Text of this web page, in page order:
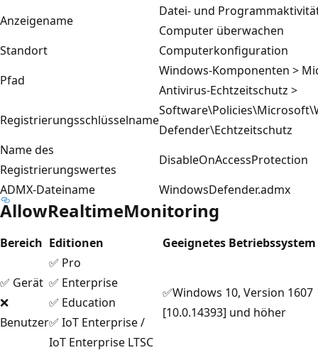
Anzeigename
Datei- und
Computer überwachen
Standort
Computerkonfiguration
Pfad
Windows-Komponenten >
Antivirus-Echtzeitschutz >
Registrierungsschlüsselname
Defender\Echtzeitschutz
Name des
Registrierungswertes
DisableOnAccessProtection
ADMX-Dateiname
WindowsDefender.admx
AllowRealtimeMonitoring
Bereich Editionen Geeignetes Betriebssystem
✅ Gerät
❌
Benutzer
✅ Pro
✅ Enterprise
✅ Education
✅ IoT Enterprise /
IoT Enterprise LTSC
✅Windows 10, Version 1607
[10.0.14393] und höher